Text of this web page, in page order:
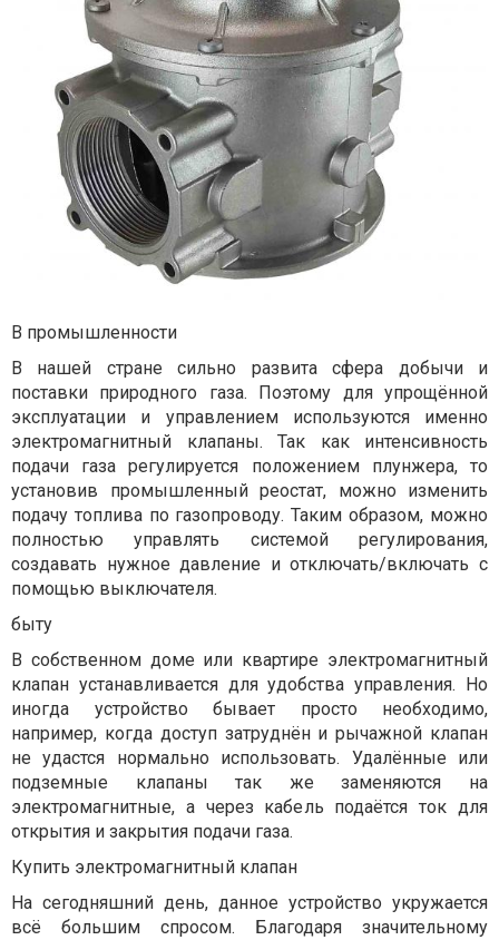
В промышленности
В нашей стране сильно развита сфера добычи и
поставки природного газа. Поэтому для упрощённой
эксплуатации и управлением используются именно
электромагнитный клапаны. Так как интенсивность
подачи газа регулируется положением плунжера, то
установив промышленный реостат, можно изменить
подачу топлива по газопроводу. Таким образом, можно
полностью управлять системой регулирования,
создавать нужное давление и отключать/включать с
помощью выключателя.
быту
В собственном доме или квартире электромагнитный
клапан устанавливается для удобства управления. Но
иногда устройство бывает просто необходимо,
например, когда доступ затруднён и рычажной клапан
не удастся нормально использовать. Удалённые или
подземные клапаны так же заменяются на
электромагнитные, а через кабель подаётся ток для
открытия и закрытия подачи газа.
Купить электромагнитный клапан
На сегодняшний день, данное устройство укружается
всё большим спросом. Благодаря значительному